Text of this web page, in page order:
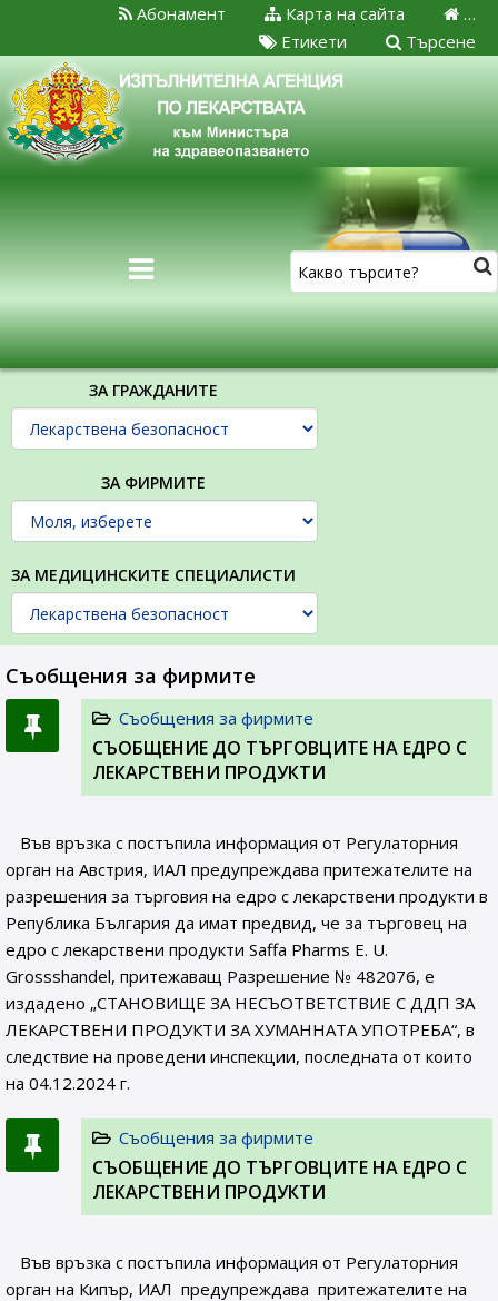
…
Карта на сайта
Абонамент
Търсене
Етикети
ЗА ГРАЖДАНИТЕ
ЗА ФИРМИТЕ
ЗА МЕДИЦИНСКИТЕ СПЕЦИАЛИСТИ
Съобщения за фирмите
Съобщения за фирмите
СЪОБЩЕНИE ДО ТЪРГОВЦИТЕ НА ЕДРО С
ЛЕКАРСТВЕНИ ПРОДУКТИ
Във връзка с постъпила информация от Регулаторния
орган на Австрия, ИАЛ предупреждава притежателите на
разрешения за търговия на едро с лекарствени продукти в
Република България да имат предвид, че за търговец на
едро с лекарствени продукти Saffa Pharms E. U.
Grossshandel, притежаващ Разрешение № 482076, e
издадено „СТАНОВИЩЕ ЗА НЕСЪОТВЕТСТВИЕ С ДДП ЗА
ЛЕКАРСТВЕНИ ПРОДУКТИ ЗА ХУМАННАТА УПОТРЕБА“, в
следствие на проведени инспекции, последната от които
на 04.12.2024 г.
Съобщения за фирмите
СЪОБЩЕНИE ДО ТЪРГОВЦИТЕ НА ЕДРО С
ЛЕКАРСТВЕНИ ПРОДУКТИ
Във връзка с постъпила информация от Регулаторния
орган на Кипър, ИАЛ предупреждава притежателите на